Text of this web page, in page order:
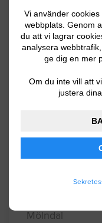
Vi använder
webbplats. Genom
du att vi lagrar
analysera
ge dig en mer
Om du inte vill att
justera
Kungälv
Lerum
Lidköping
Lilla Edet
Mölndal